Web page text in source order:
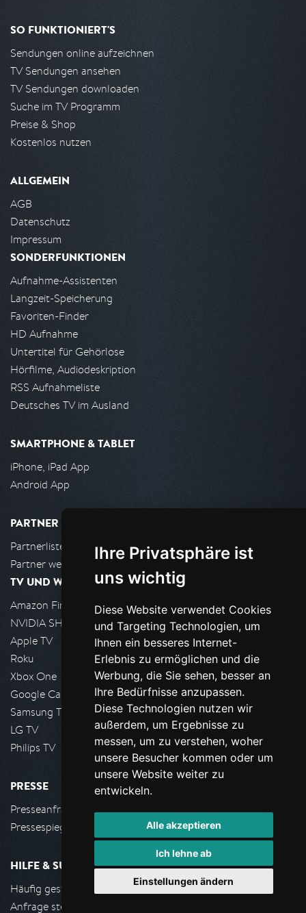
Ihre Privatsphäre ist
uns wichtig
Diese Website verwendet Cookies
und Targeting Technologien, um
Ihnen ein besseres Internet-
Erlebnis zu ermöglichen und die
Werbung, die Sie sehen, besser an
Ihre Bedürfnisse anzupassen.
Diese Technologien nutzen wir
außerdem, um Ergebnisse zu
messen, um zu verstehen, woher
unsere Besucher kommen oder um
unsere Website weiter zu
entwickeln.
Alle akzeptieren
Ich lehne ab
Einstellungen ändern
SO FUNKTIONIERT'S
Sendungen online aufzeichnen
TV Sendungen ansehen
TV Sendungen downloaden
Suche im TV Programm
Preise & Shop
Kostenlos nutzen
ALLGEMEIN
AGB
Datenschutz
Impressum
SONDERFUNKTIONEN
Aufnahme-Assistenten
Langzeit-Speicherung
Favoriten-Finder
HD Aufnahme
Untertitel für Gehörlose
Hörfilme, Audiodeskription
RSS Aufnahmeliste
Deutsches TV im Ausland
SMARTPHONE & TABLET
iPhone, iPad App
Android App
PARTNER
Partnerliste
Partner werden
TV UND WOHNZIMMER
Amazon FireTV
NVIDIA SHIELD, Google TV
Apple TV
Roku
Xbox One
Google Cast
Samsung TV
LG TV
Philips TV
PRESSE
Presseanfrage stellen
Pressespiegel
HILFE & SUPPORT
Häufig gestellte Fragen
Anfrage stellen